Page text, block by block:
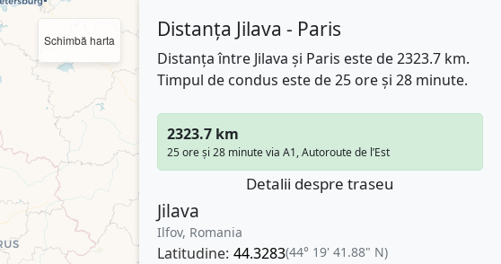
Schimbă harta Distanța Jilava - Paris
Distanța între Jilava și Paris este de 2323.7 km.
Timpul de condus este de 25 ore și 28 minute.
2323.7 km
25 ore și 28 minute via A1, Autoroute de l’Est
Detalii despre traseu
Jilava
Ilfov, Romania
Latitudine: 44.3283(44° 19' 41.88" N)